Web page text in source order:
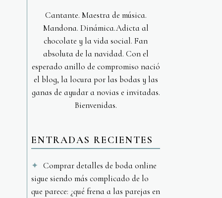
Cantante. Maestra de música.
Mandona. Dinámica.Adicta al
chocolate y la vida social. Fan
absoluta de la navidad. Con el
esperado anillo de compromiso nació
el blog, la locura por las bodas y las
ganas de ayudar a novias e invitadas.
Bienvenidas.
ENTRADAS RECIENTES
Comprar detalles de boda online
sigue siendo más complicado de lo
que parece: ¿qué frena a las parejas en